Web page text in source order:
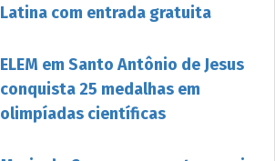
Latina com entrada gratuita
ELEM em Santo Antônio de Jesus
conquista 25 medalhas em
olimpíadas científicas